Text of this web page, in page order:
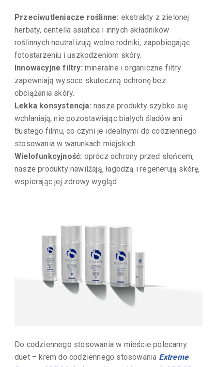
Przeciwutleniacze roślinne: ekstrakty z zielonej
herbaty, centella asiatica i innych składników
roślinnych neutralizują wolne rodniki, zapobiegając
fotostarzeniu i uszkodzeniom skóry.
Innowacyjne filtry: mineralne i organiczne filtry
zapewniają wysoce skuteczną ochronę bez
obciążania skóry.
Lekka konsystencja: nasze produkty szybko się
wchłaniają, nie pozostawiając białych śladów ani
tłustego filmu, co czyni je idealnymi do codziennego
stosowania w warunkach miejskich.
Wielofunkcyjność: oprócz ochrony przed słońcem,
nasze produkty nawilżają, łagodzą i regenerują skórę,
wspierając jej zdrowy wygląd.
Do codziennego stosowania w mieście polecamy
duet – krem do codziennego stosowania Extreme